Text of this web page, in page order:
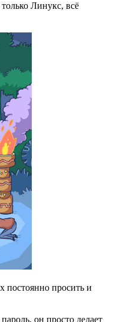
Линукс, всё
постоянно просить и
он просто делает